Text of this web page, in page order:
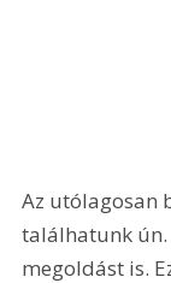
Az utólagosan
találhatunk
megoldást is.